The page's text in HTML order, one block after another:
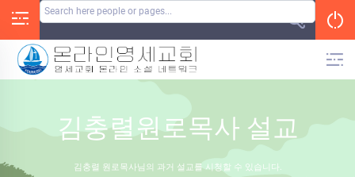
김충렬원로목사 설교
김충렬 원로목사님의 과거 설교를 시청할 수 있습니다.